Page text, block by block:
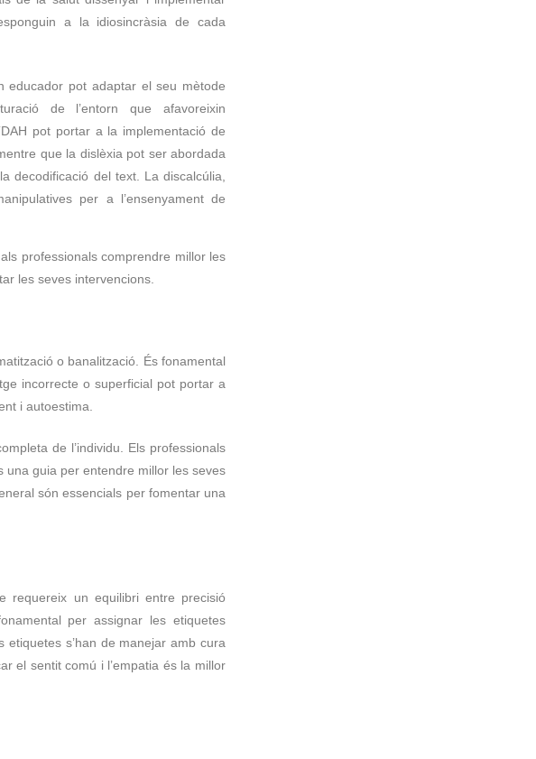
a la idiosincràsia de cada
educador pot adaptar el seu mètode
de l’entorn que afavoreixin
pot portar a la implementació de
que la dislèxia pot ser abordada
decodificació del text. La discalcúlia,
per a l’ensenyament de
professionals comprendre millor les
les seves intervencions.
o banalització. És fonamental
incorrecte o superficial pot portar a
i autoestima.
de l’individu. Els professionals
guia per entendre millor les seves
són essencials per fomentar una
requereix un equilibri entre precisió
per assignar les etiquetes
s’han de manejar amb cura
el sentit comú i l’empatia és la millor